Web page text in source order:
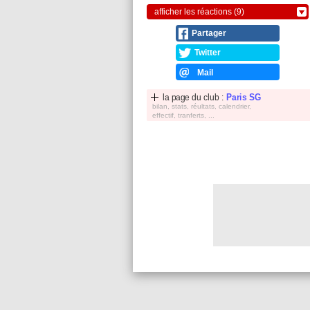
afficher les réactions (9)
Partager
Twitter
Mail
la page du club : Paris SG
bilan, stats, réultats, calendrier,
effectif, tranferts, ...